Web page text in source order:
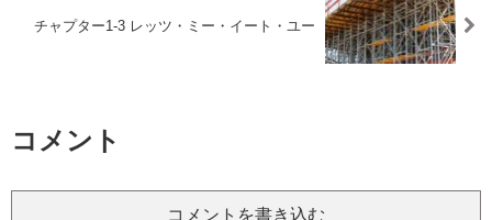
チャプター1-3 レッツ・ミー・イート・ユー
コメント
コメントを書き込む